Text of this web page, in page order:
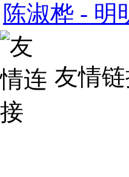
陈淑桦 - 明
友情